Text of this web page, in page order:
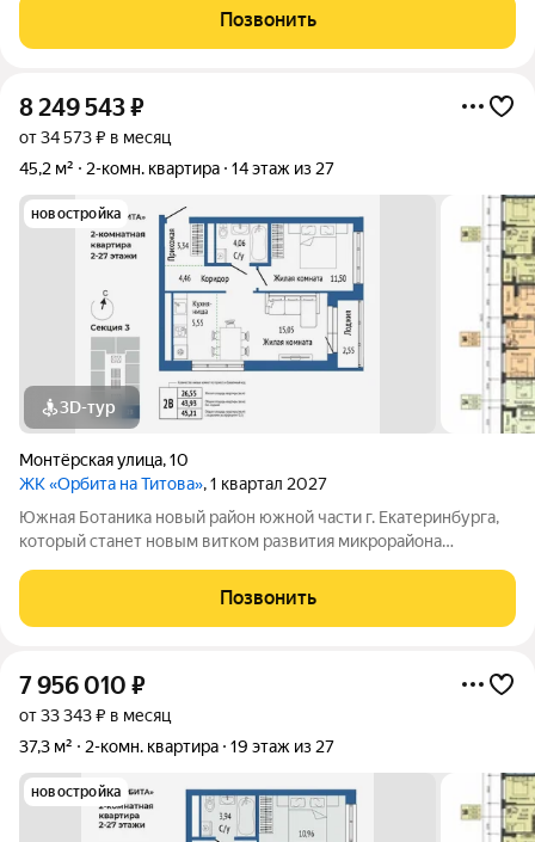
фонтаном, центральная площадь с арт-объектом «Водное
зеркало», более 1000 растений на
Позвонить
8 249 543₽
от 34 573 ₽ в месяц
45,2 м²
2-комн. квартира 14 этаж из 27
новостройка
3D-тур
Монтёрская улица,10
ЖК «Орбита на Титова», 1 квартал 2027
Южная Ботаника новый район южной части г. Екатеринбурга,
который станет новым витком развития микрорайона
фонтаном, центральная площадь с арт-объектом «Водное
зеркало», более 1000 растений на
Позвонить
7 956 010 ₽
от 33 343 ₽ в месяц
37,3 м²
2-комн. квартира 19 этаж из 27
новостройка